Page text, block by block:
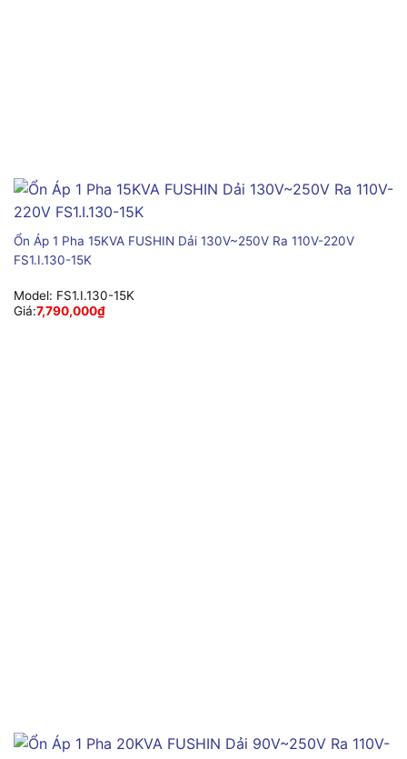
Ổn Áp 1 Pha 15KVA FUSHIN Dải 130V~250V Ra 110V-220V
FS1.I.130-15K
Model: FS1.I.130-15K
Giá:7,790,000₫